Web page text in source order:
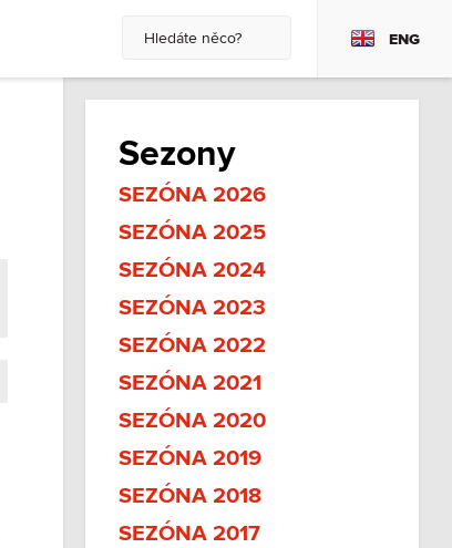
ENG
Sezony
SEZÓNA 2026
SEZÓNA 2025
SEZÓNA 2024
SEZÓNA 2023
SEZÓNA 2022
SEZÓNA 2021
SEZÓNA 2020
SEZÓNA 2019
SEZÓNA 2018
SEZÓNA 2017